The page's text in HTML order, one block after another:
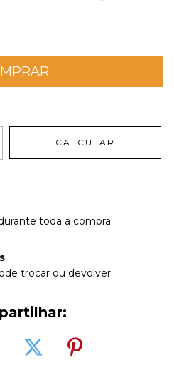
CALCULAR
toda a compra.
trocar ou devolver.